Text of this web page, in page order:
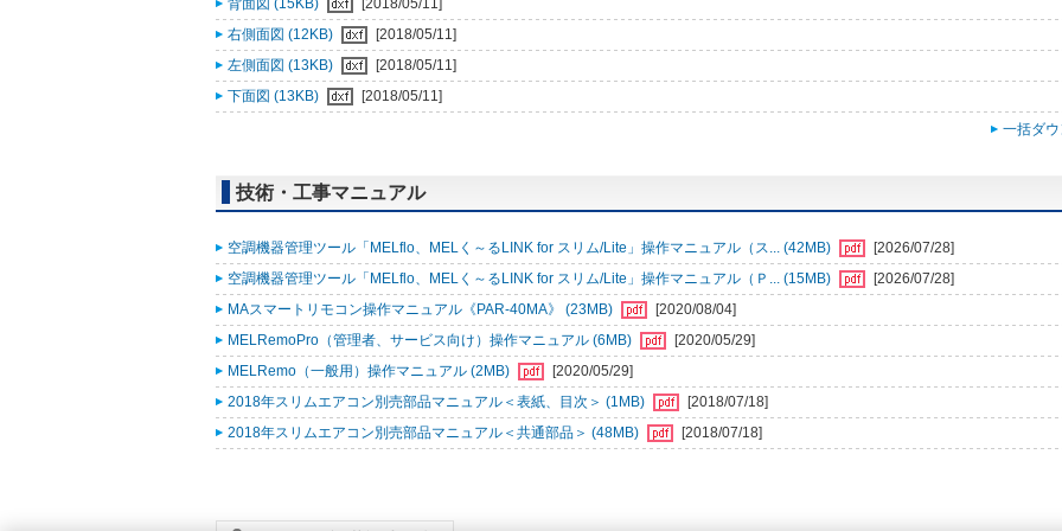
背面図 (15KB)
[2018/05/11]
右側面図 (12KB)
[2018/05/11]
左側面図 (13KB)
[2018/05/11]
下面図 (13KB)
[2018/05/11]
一括ダ
技術・工事マニュアル
空調機器管理ツール「MELflo、MELく～るLINK for スリム/Lite」操作マニュアル（ス... (42MB)
[2026/07/28]
空調機器管理ツール「MELflo、MELく～るLINK for スリム/Lite」操作マニュアル（Ｐ... (15MB)
[2026/07/28]
MAスマートリモコン操作マニュアル《PAR-40MA》 (23MB)
[2020/08/04]
MELRemoPro（管理者、サービス向け）操作マニュアル (6MB)
[2020/05/29]
MELRemo（一般用）操作マニュアル (2MB)
[2020/05/29]
2018年スリムエアコン別売部品マニュアル＜表紙、目次＞ (1MB)
[2018/07/18]
2018年スリムエアコン別売部品マニュアル＜共通部品＞ (48MB)
[2018/07/18]